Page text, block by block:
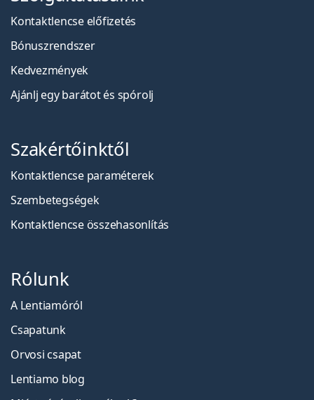
Kontaktlencse előfizetés
Bónuszrendszer
Kedvezmények
Ajánlj egy barátot és spórolj
Szakértőinktől
Kontaktlencse paraméterek
Szembetegségek
Kontaktlencse összehasonlítás
Rólunk
A Lentiamóról
Csapatunk
Orvosi csapat
Lentiamo blog